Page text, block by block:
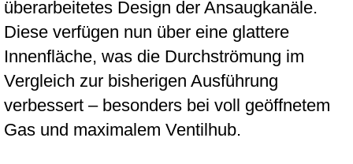
überarbeitetes Design der Ansaugkanäle.
Diese verfügen nun über eine glattere
Innenfläche, was die Durchströmung im
Vergleich zur bisherigen Ausführung
verbessert – besonders bei voll geöffnetem
Gas und maximalem Ventilhub.